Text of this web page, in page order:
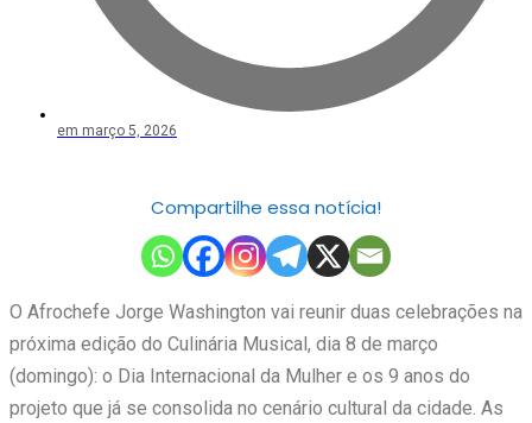
em março 5, 2026
Compartilhe essa notícia!
O Afrochefe Jorge Washington vai reunir duas celebrações na
próxima edição do Culinária Musical, dia 8 de março
(domingo): o Dia Internacional da Mulher e os 9 anos do
projeto que já se consolida no cenário cultural da cidade. As